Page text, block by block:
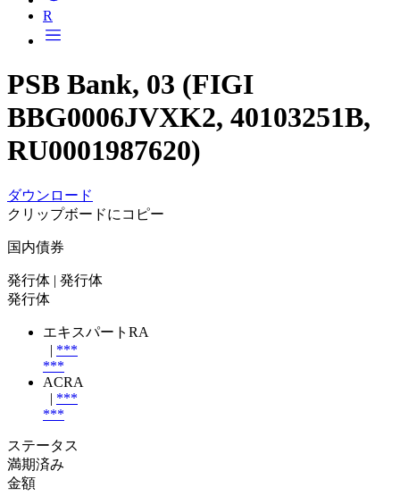
R
PSB Bank, 03 (FIGI
BBG0006JVXK2, 40103251B,
RU0001987620)
ダウンロード
クリップボードにコピー
国内債券
発行体 | 発行体
発行体
エキスパートRA
| ***
***
ACRA
| ***
***
ステータス
満期済み
金額